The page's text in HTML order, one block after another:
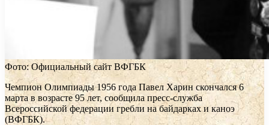
Фото: Официальный сайт ВФГБК
Чемпион Олимпиады 1956 года Павел Харин скончался 6
марта в возрасте 95 лет, сообщила пресс-служба
Всероссийской федерации гребли на байдарках и каноэ
(ВФГБК).